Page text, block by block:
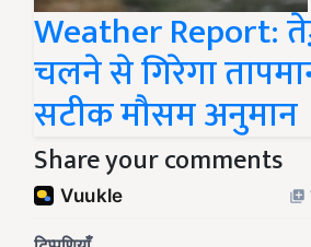
Weather Report:
चलने से गिरेगा
सटीक मौसम अनुमान
Share your comments